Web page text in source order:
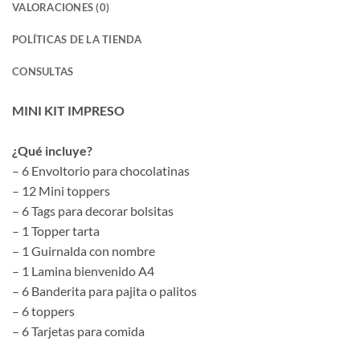
VALORACIONES (0)
POLÍTICAS DE LA TIENDA
CONSULTAS
MINI KIT IMPRESO
¿Qué incluye?
– 6 Envoltorio para chocolatinas
– 12 Mini toppers
– 6 Tags para decorar bolsitas
– 1 Topper tarta
– 1 Guirnalda con nombre
– 1 Lamina bienvenido A4
– 6 Banderita para pajita o palitos
– 6 toppers
– 6 Tarjetas para comida